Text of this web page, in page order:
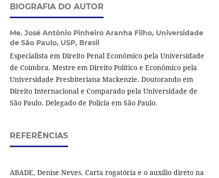
BIOGRAFIA DO AUTOR
Me. José Antônio Pinheiro Aranha Filho, Universidade
de São Paulo, USP, Brasil
Especialista em Direito Penal Econômico pela Universidade
de Coimbra. Mestre em Direito Político e Econômico pela
Universidade Presbiteriana Mackenzie. Doutorando em
Direito Internacional e Comparado pela Universidade de
São Paulo. Delegado de Polícia em São Paulo.
REFERÊNCIAS
ABADE, Denise Neves. Carta rogatória e o auxílio direto na